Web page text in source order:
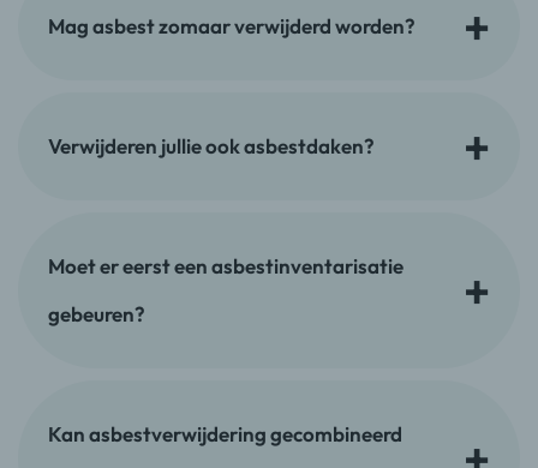
Mag asbest zomaar verwijderd worden?
Verwijderen jullie ook asbestdaken?
Moet er eerst een asbestinventarisatie
gebeuren?
Kan asbestverwijdering gecombineerd